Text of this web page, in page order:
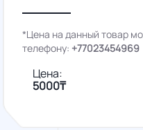
*Цена на данный товар
телефону: +77023454969
Цена:
5000₸